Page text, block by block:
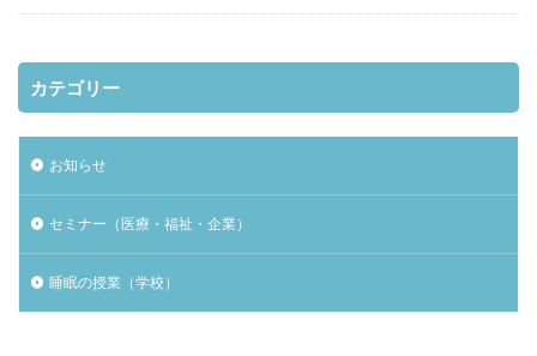
カテゴリー
お知らせ
セミナー（医療・福祉・企業）
睡眠の授業（学校）